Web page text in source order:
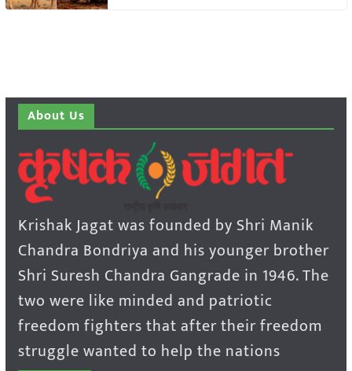
About Us
Krishak Jagat was founded by Shri Manik
Chandra Bondriya and his younger brother
Shri Suresh Chandra Gangrade in 1946. The
two were like minded and patriotic
freedom fighters that after their freedom
struggle wanted to help the nations